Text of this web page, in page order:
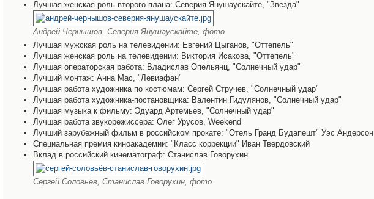
Лучшая женская роль второго плана: Северия Янушаускайте, "Звезда"
Андрей Чернышов, Северия Янушаускайте, фото
Лучшая мужская роль на телевидении: Евгений Цыганов, "Оттепель"
Лучшая женская роль на телевидении: Виктория Исакова, "Оттепель"
Лучшая операторская работа: Владислав Опельянц, "Солнечный удар"
Лучший монтаж: Анна Мас, "Левиафан"
Лучшая работа художника по костюмам: Сергей Стручев, "Солнечный удар"
Лучшая работа художника-постановщика: Валентин Гидулянов, "Солнечный удар"
Лучшая музыка к фильму: Эдуард Артемьев, "Солнечный удар"
Лучшая работа звукорежиссера: Олег Урусов, Weekend
Лучший зарубежный фильм в российском прокате: "Отель Гранд Будапешт" Уэс Андерсон
Специальная премия киноакадемии: "Класс коррекции" Иван Твердовский
Вклад в российский кинематограф: Станислав Говорухин
Сергей Соловьёв, Станислав Говорухин, фото